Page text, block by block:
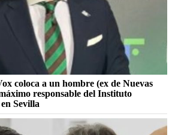
coloca a un hombre (ex de Nuevas
responsable del Instituto
Sevilla